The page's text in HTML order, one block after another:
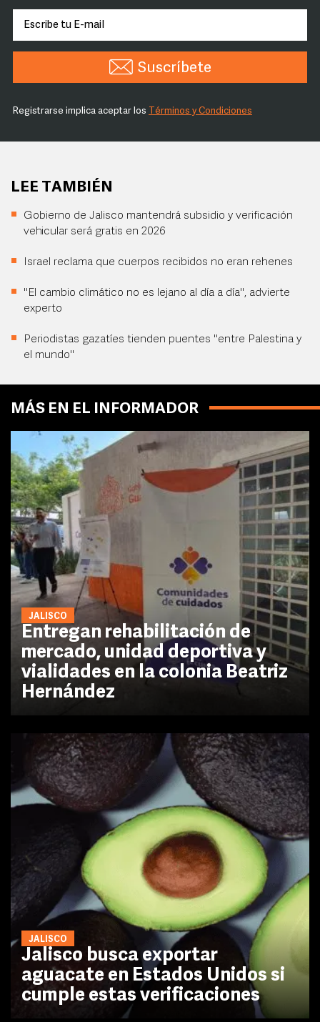
Suscríbete
Registrarse implica aceptar los Términos y Condiciones
LEE TAMBIÉN
Gobierno de Jalisco mantendrá subsidio y verificación
vehicular será gratis en 2026
Israel reclama que cuerpos recibidos no eran rehenes
"El cambio climático no es lejano al día a día", advierte
experto
Periodistas gazatíes tienden puentes "entre Palestina y
el mundo"
MÁS EN EL INFORMADOR
JALISCO
Entregan rehabilitación de
mercado, unidad deportiva y
vialidades en la colonia Beatriz
Hernández
JALISCO
Jalisco busca exportar
aguacate en Estados Unidos si
cumple estas verificaciones